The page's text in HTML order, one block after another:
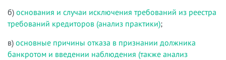
б) основания и случаи исключения требований из реестра
требований кредиторов (анализ практики);
в) основные причины отказа в признании должника
банкротом и введении наблюдения (также анализ